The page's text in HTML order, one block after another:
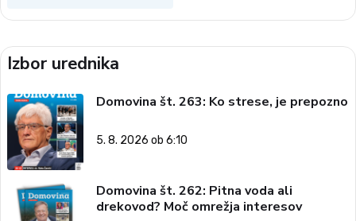
Izbor urednika
Domovina št. 263: Ko strese, je prepozno
5. 8. 2026 ob 6:10
Domovina št. 262: Pitna voda ali
drekovod? Moč omrežja interesov